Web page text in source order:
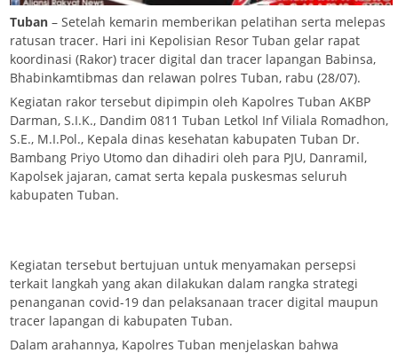
Tuban – Setelah kemarin memberikan pelatihan serta melepas
ratusan tracer. Hari ini Kepolisian Resor Tuban gelar rapat
koordinasi (Rakor) tracer digital dan tracer lapangan Babinsa,
Bhabinkamtibmas dan relawan polres Tuban, rabu (28/07).
Kegiatan rakor tersebut dipimpin oleh Kapolres Tuban AKBP
Darman, S.I.K., Dandim 0811 Tuban Letkol Inf Viliala Romadhon,
S.E., M.I.Pol., Kepala dinas kesehatan kabupaten Tuban Dr.
Bambang Priyo Utomo dan dihadiri oleh para PJU, Danramil,
Kapolsek jajaran, camat serta kepala puskesmas seluruh
kabupaten Tuban.
Kegiatan tersebut bertujuan untuk menyamakan persepsi
terkait langkah yang akan dilakukan dalam rangka strategi
penanganan covid-19 dan pelaksanaan tracer digital maupun
tracer lapangan di kabupaten Tuban.
Dalam arahannya, Kapolres Tuban menjelaskan bahwa